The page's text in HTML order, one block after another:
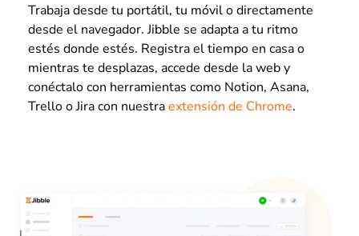
Trabaja desde tu portátil, tu móvil o directamente
desde el navegador. Jibble se adapta a tu ritmo
estés donde estés. Registra el tiempo en casa o
mientras te desplazas, accede desde la web y
conéctalo con herramientas como Notion, Asana,
Trello o Jira con nuestraextensión de Chrome.